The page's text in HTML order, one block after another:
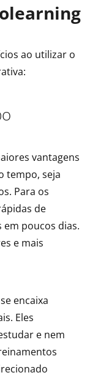
ao utilizar o
vantagens
tempo, seja
Para os
de
poucos dias.
e mais
encaixa
Eles
e nem